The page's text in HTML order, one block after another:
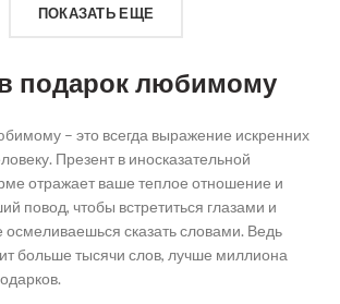
ПОКАЗАТЬ ЕЩЕ
подарок любимому
– это всегда выражение искренних
Презент в иносказательной
отражает ваше теплое отношение и
повод, чтобы встретиться глазами и
осмеливаешься сказать словами. Ведь
больше тысячи слов, лучше миллиона